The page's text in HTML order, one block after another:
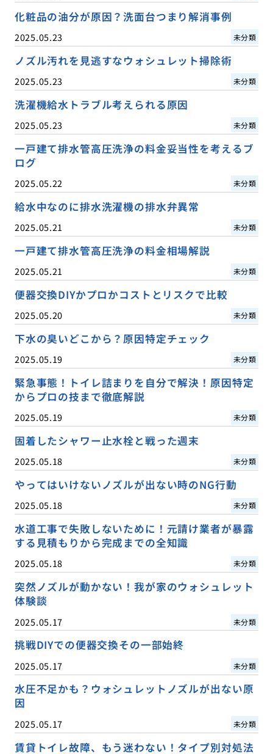
化粧品の油分が原因？洗面台つまり解消事例
2025.05.23 未分類
ノズル汚れを見逃すなウォシュレット掃除術
2025.05.23 未分類
洗濯機給水トラブル考えられる原因
2025.05.23 未分類
一戸建て排水管高圧洗浄の料金妥当性を考えるブ
ログ
2025.05.22 未分類
給水中なのに排水洗濯機の排水弁異常
2025.05.21 未分類
一戸建て排水管高圧洗浄の料金相場解説
2025.05.21 未分類
便器交換DIYかプロかコストとリスクで比較
2025.05.20 未分類
下水の臭いどこから？原因特定チェック
2025.05.19 未分類
緊急事態！トイレ詰まりを自分で解決！原因特定
からプロの技まで徹底解説
2025.05.19 未分類
固着したシャワー止水栓と戦った週末
2025.05.18 未分類
やってはいけないノズルが出ない時のNG行動
2025.05.18 未分類
水道工事で失敗しないために！元請け業者が暴露
する見積もりから完成までの全知識
2025.05.18 未分類
突然ノズルが動かない！我が家のウォシュレット
体験談
2025.05.17 未分類
挑戦DIYでの便器交換その一部始終
2025.05.17 未分類
水圧不足かも？ウォシュレットノズルが出ない原
因
2025.05.17 未分類
賃貸トイレ故障、もう迷わない！タイプ別対処法